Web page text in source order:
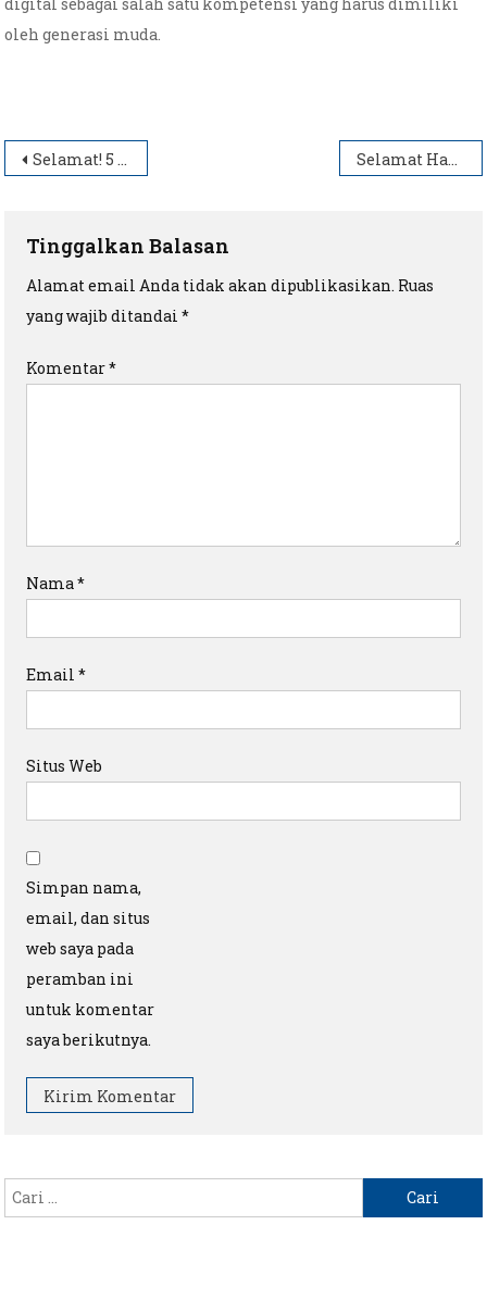
oleh generasi muda.
Navigasi
Selamat! 5 Tenaga Honorer di SMP Negeri 7 Muara Enim Resmi Dilantik menjadi PPPK Selamat Hari Raya Idul Fitri 1 Syawal 1447 H / 2026 M
Tinggalkan Balasan
Alamat email Anda tidak akan dipublikasikan. Ruas
yang wajib ditandai*
Komentar*
Nama*
Email*
Situs Web
Simpan nama,
email, dan situs
web saya pada
peramban ini
untuk komentar
saya berikutnya.
untuk: